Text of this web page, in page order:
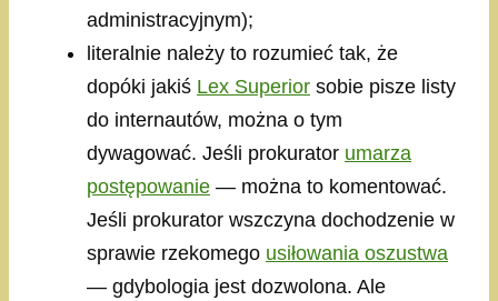
administracyjnym);
literalnie należy to rozumieć tak, że
dopóki jakiś Lex Superior sobie pisze listy
do internautów, można o tym
dywagować. Jeśli prokurator umarza
postępowanie — można to komentować.
Jeśli prokurator wszczyna dochodzenie w
sprawie rzekomego usiłowania oszustwa
— gdybologia jest dozwolona. Ale